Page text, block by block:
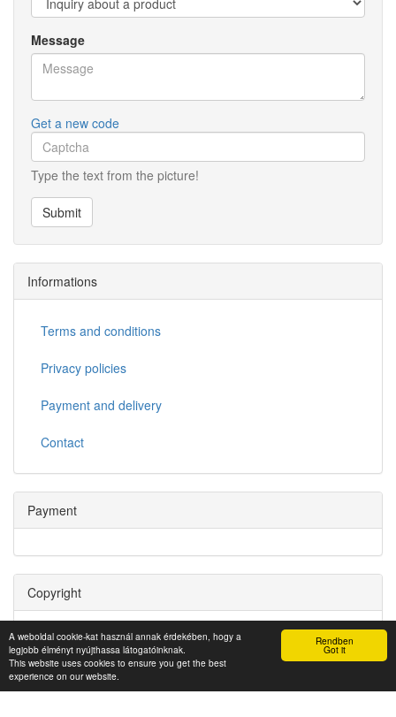
Rendben
Got it
A weboldal cookie-kat használ annak érdekében, hogy a
legjobb élményt nyújthassa látogatóinknak.
This website uses cookies to ensure you get the best
experience on our website.
Message
Get a new code
Type the text from the picture!
Submit
Informations
Terms and conditions
Privacy policies
Payment and delivery
Contact
Payment
Copyright
Copyright © 2022. Miskolci Egyetem Informatikai Szolgáltató
Központ